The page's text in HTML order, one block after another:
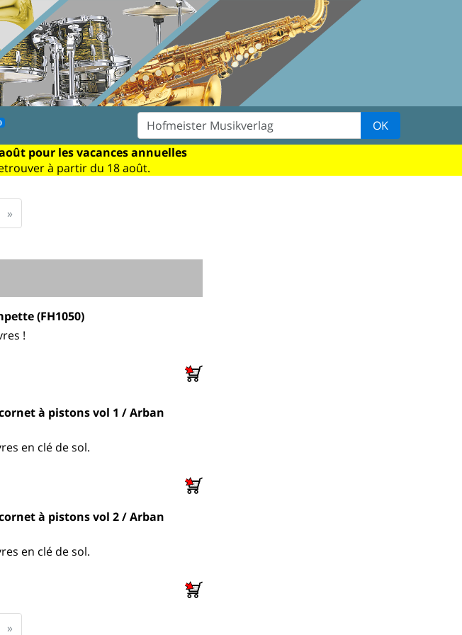
OK
pour les vacances annuelles
à partir du 18 août.
»
(FH1050)
!
à pistons vol 1 / Arban
en clé de sol.
à pistons vol 2 / Arban
en clé de sol.
»